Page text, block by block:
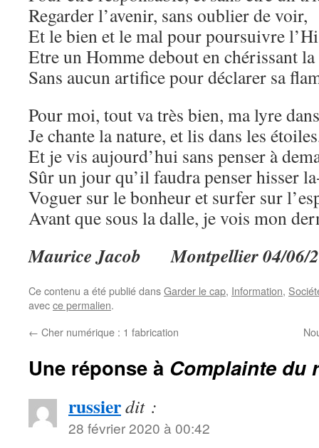
Regarder l’avenir, sans oublier de voir,
Et le bien et le mal pour poursuivre
Etre un Homme debout en chérissant la
Sans aucun artifice pour déclarer sa
Pour moi, tout va très bien, ma lyre
Je chante la nature, et lis dans les
Et je vis aujourd’hui sans penser à
Sûr un jour qu’il faudra penser hisser
Voguer sur le bonheur et surfer sur
Avant que sous la dalle, je vois mon
Maurice Jacob Montpellier 04/06/
Ce contenu a été publié dansGarder le cap, Information,
avecce permalien.
← Cher numérique : 1 fabrication
Une réponse à Complainte du
russierdit :
28 février 2020 à 00:42